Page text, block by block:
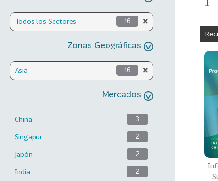
Todos los Sectores 16
Zonas Geográficas
Asia 16
Mercados
China 3
Singapur 2
Japón 2
India 2